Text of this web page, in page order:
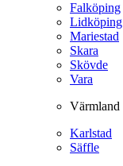
Falköping
Lidköping
Mariestad
Skara
Skövde
Vara
Värmland
Karlstad
Säffle